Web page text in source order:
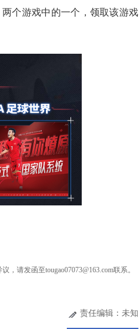
个游戏中的一个，领取该游戏
请发函至tougao07073@163.com联系。
责任编辑：未知